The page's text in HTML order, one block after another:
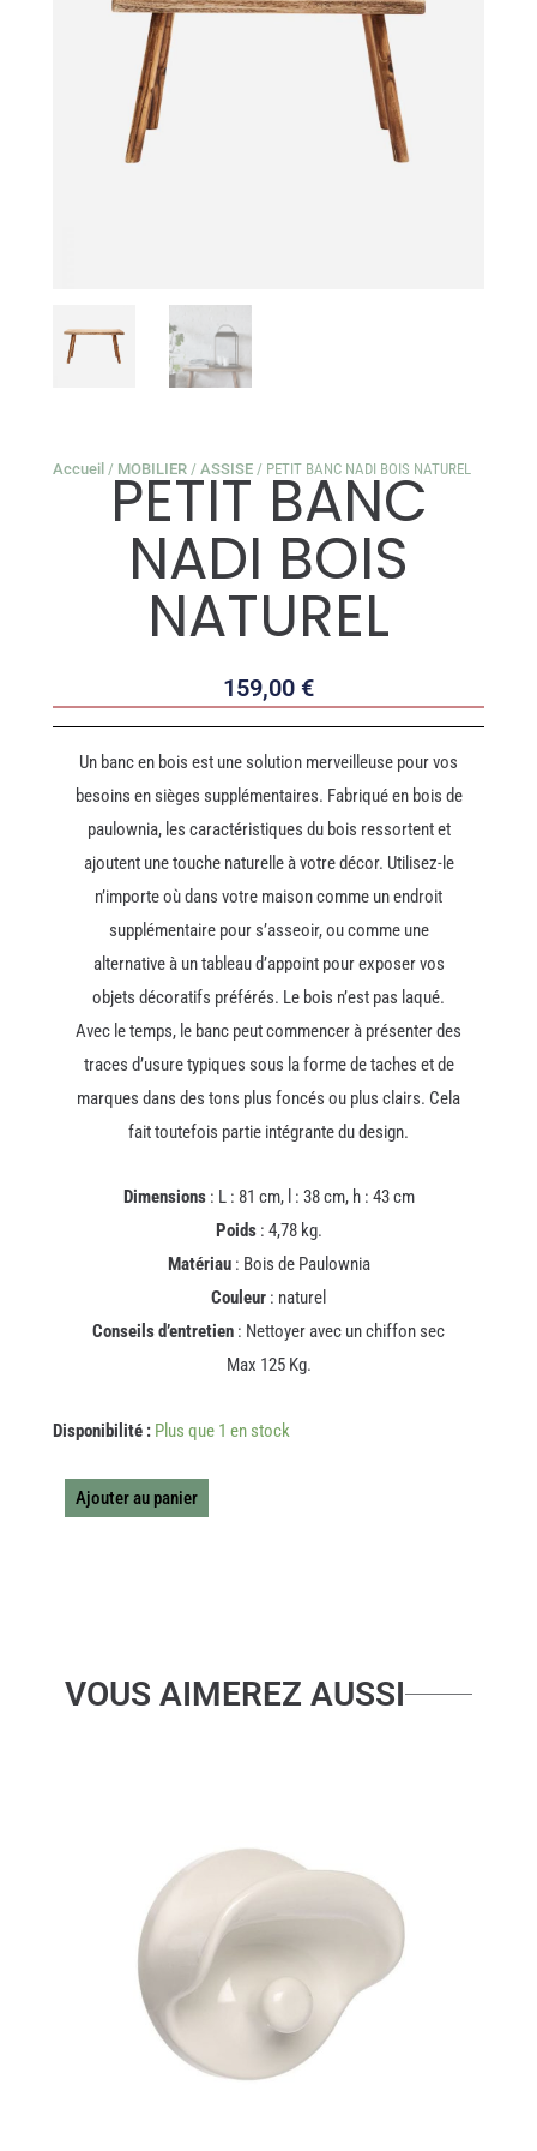
Accueil / MOBILIER /ASSISE / PETIT BANC NADI BOIS NATUREL
PETIT BANC
NADI BOIS
NATUREL
159,00 €
Un banc en bois est une solution merveilleuse pour vos
besoins en sièges supplémentaires. Fabriqué en bois de
paulownia, les caractéristiques du bois ressortent et
ajoutent une touche naturelle à votre décor. Utilisez-le
n’importe où dans votre maison comme un endroit
supplémentaire pour s’asseoir, ou comme une
alternative à un tableau d’appoint pour exposer vos
objets décoratifs préférés. Le bois n’est pas laqué.
Avec le temps, le banc peut commencer à présenter des
traces d’usure typiques sous la forme de taches et de
marques dans des tons plus foncés ou plus clairs. Cela
fait toutefois partie intégrante du design.
Dimensions: L : 81 cm, l : 38 cm, h : 43 cm
Poids: 4,78 kg.
Matériau: Bois de Paulownia
Couleur : naturel
Conseils d’entretien : Nettoyer avec un chiffon sec
Max 125 Kg.
Disponibilité : Plus que 1 en stock
quantité
BANC
NADI
Ajouter au panier
VOUS AIMEREZ AUSSI